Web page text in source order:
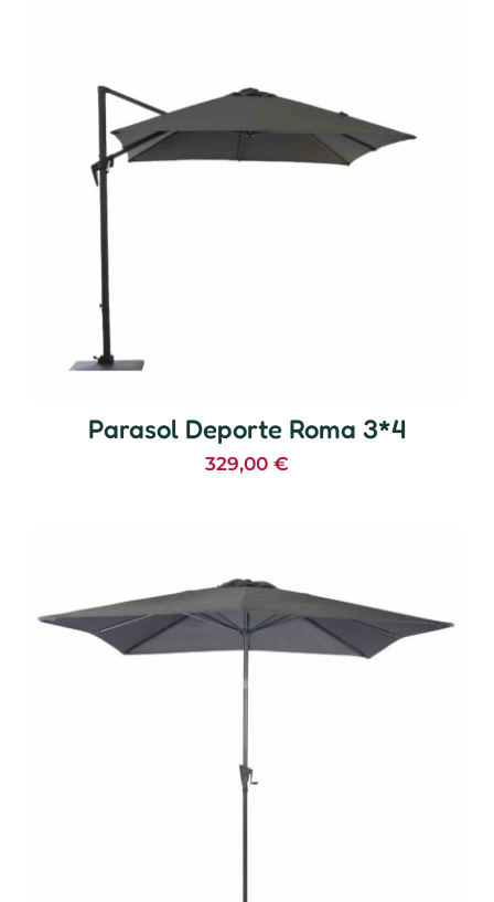
Parasol Deporte Roma 3*4
329,00 €